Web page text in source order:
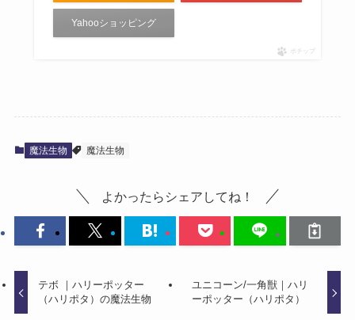
Yahooショッピング
ポチップ
魔法生物 魔法生物
よかったらシェアしてね！
テボ ｜ハリーポッター
（ハリポタ）の魔法生物
ユニコーン/一角獣｜ハリ
ーポッター（ハリポタ）